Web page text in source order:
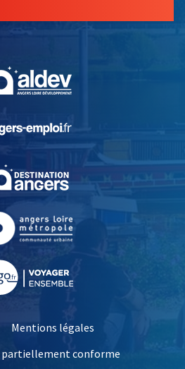
, Ouvre une nouvelle
, Ouvre une nouvelle
Mentions légales
partiellement conforme